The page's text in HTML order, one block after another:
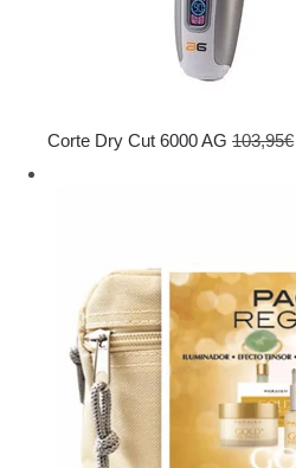
Corte Dry Cut 6000 AG 103,95€